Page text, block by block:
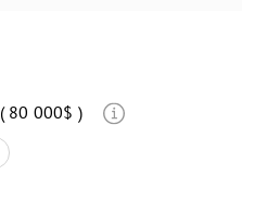
( 80 000$ )